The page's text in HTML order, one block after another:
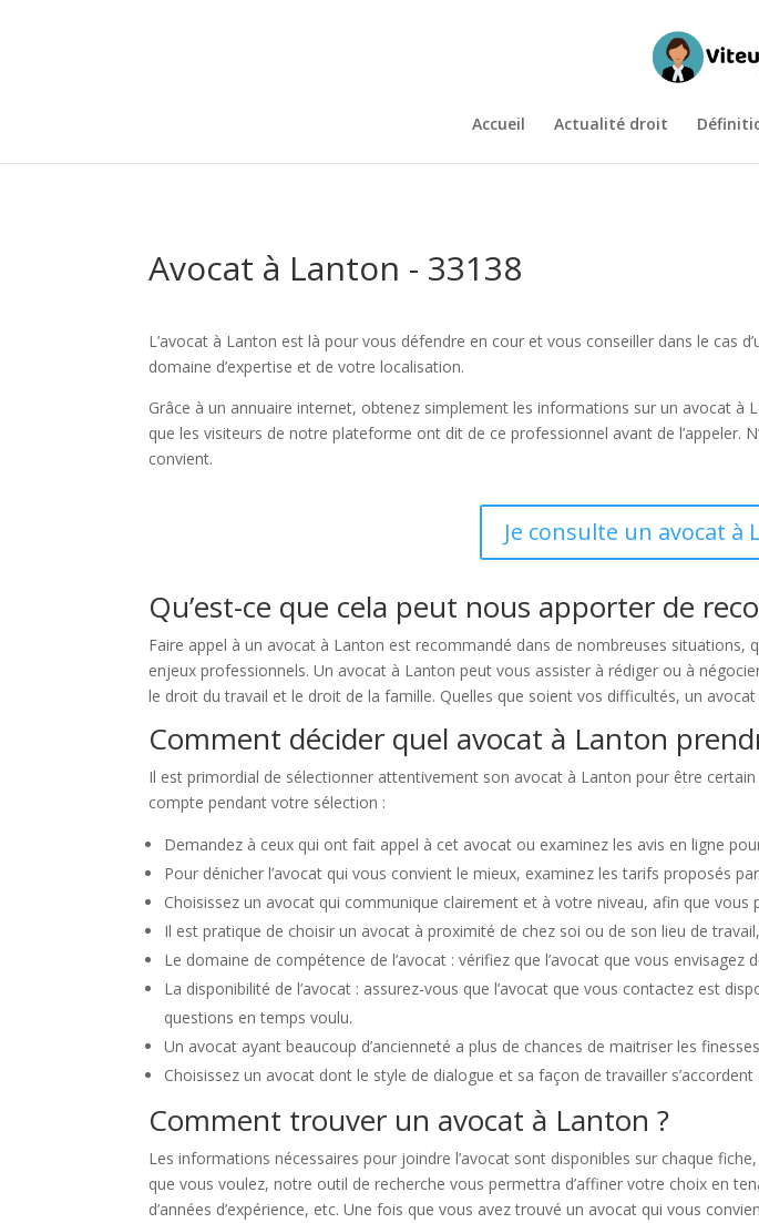
Accueil Actualité droit
Avocat à Lanton - 33138
L’avocat à Lanton est là pour vous défendre en cour et vous conseiller dans le cas
domaine d’expertise et de votre localisation.
Grâce à un annuaire internet, obtenez simplement les informations sur un avocat
que les visiteurs de notre plateforme ont dit de ce professionnel avant de l’appeler.
convient.
Je consulte un avocat
Qu’est-ce que cela peut nous apporter de
Faire appel à un avocat à Lanton est recommandé dans de nombreuses
enjeux professionnels. Un avocat à Lanton peut vous assister à rédiger ou à
le droit du travail et le droit de la famille. Quelles que soient vos difficultés, un
Comment décider quel avocat à Lanton
Il est primordial de sélectionner attentivement son avocat à Lanton pour être
compte pendant votre sélection :
Demandez à ceux qui ont fait appel à cet avocat ou examinez les avis en ligne
Pour dénicher l’avocat qui vous convient le mieux, examinez les tarifs proposés
Choisissez un avocat qui communique clairement et à votre niveau, afin que
Il est pratique de choisir un avocat à proximité de chez soi ou de son lieu de
Le domaine de compétence de l’avocat : vérifiez que l’avocat que vous
La disponibilité de l’avocat : assurez-vous que l’avocat que vous contactez est
questions en temps voulu.
Un avocat ayant beaucoup d’ancienneté a plus de chances de maitriser les
Choisissez un avocat dont le style de dialogue et sa façon de travailler
Comment trouver un avocat à Lanton ?
Les informations nécessaires pour joindre l’avocat sont disponibles sur chaque
que vous voulez, notre outil de recherche vous permettra d’affiner votre choix en
d’années d’expérience, etc. Une fois que vous avez trouvé un avocat qui vous